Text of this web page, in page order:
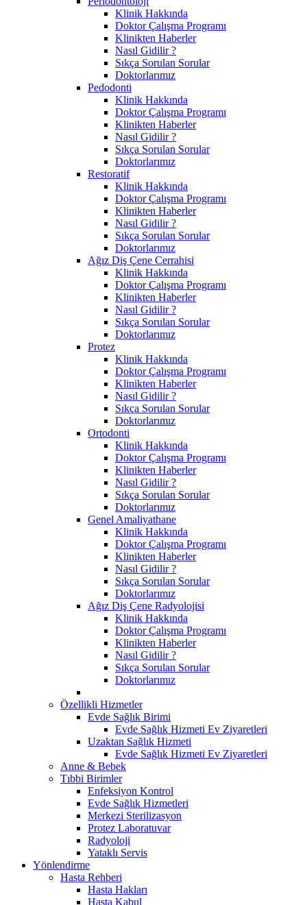
Klinik Hakkında
Doktor Çalışma Programı
Klinikten Haberler
Nasıl Gidilir ?
Sıkça Sorulan Sorular
Doktorlarımız
Pedodonti
Klinik Hakkında
Doktor Çalışma Programı
Klinikten Haberler
Nasıl Gidilir ?
Sıkça Sorulan Sorular
Doktorlarımız
Restoratif
Klinik Hakkında
Doktor Çalışma Programı
Klinikten Haberler
Nasıl Gidilir ?
Sıkça Sorulan Sorular
Doktorlarımız
Ağız Diş Çene Cerrahisi
Klinik Hakkında
Doktor Çalışma Programı
Klinikten Haberler
Nasıl Gidilir ?
Sıkça Sorulan Sorular
Doktorlarımız
Protez
Klinik Hakkında
Doktor Çalışma Programı
Klinikten Haberler
Nasıl Gidilir ?
Sıkça Sorulan Sorular
Doktorlarımız
Ortodonti
Klinik Hakkında
Doktor Çalışma Programı
Klinikten Haberler
Nasıl Gidilir ?
Sıkça Sorulan Sorular
Doktorlarımız
Genel Amaliyathane
Klinik Hakkında
Doktor Çalışma Programı
Klinikten Haberler
Nasıl Gidilir ?
Sıkça Sorulan Sorular
Doktorlarımız
Ağız Diş Çene Radyolojisi
Klinik Hakkında
Doktor Çalışma Programı
Klinikten Haberler
Nasıl Gidilir ?
Sıkça Sorulan Sorular
Doktorlarımız
Özellikli Hizmetler
Evde Sağlık Birimi
Evde Sağlık Hizmeti Ev Ziyaretleri
Uzaktan Sağlık Hizmeti
Evde Sağlık Hizmeti Ev Ziyaretleri
Anne & Bebek
Tıbbi Birimler
Enfeksiyon Kontrol
Evde Sağlık Hizmetleri
Merkezi Sterilizasyon
Protez Laboratuvar
Radyoloji
Yataklı Servis
Yönlendirme
Hasta Rehberi
Hasta Hakları
Hasta Kabul